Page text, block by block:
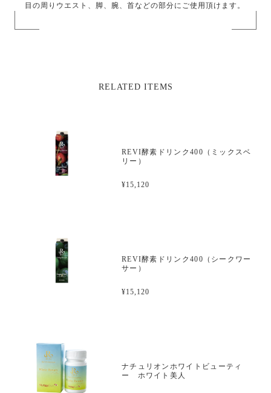
目の周りウエスト、脚、腕、首などの部分にご使用頂けます。
RELATED ITEMS
REVI酵素ドリンク400（ミックスベ
リー）
¥15,120
REVI酵素ドリンク400（シークワー
サー）
¥15,120
ナチュリオンホワイトビューティ
ー ホワイト美人